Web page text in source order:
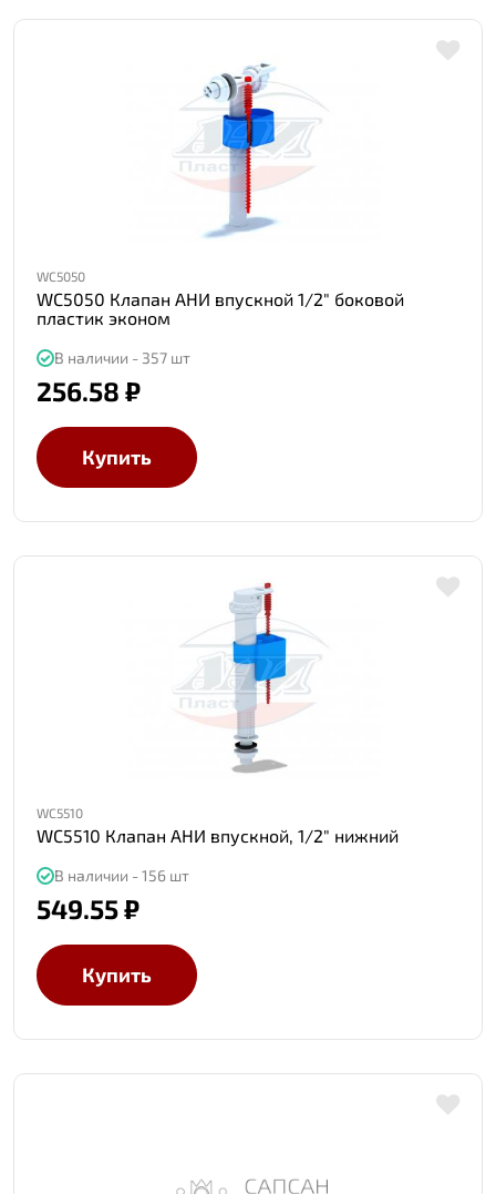
WC5050
WC5050 Клапан АНИ впускной 1/2" боковой
пластик эконом
В наличии - 357 шт
256.58 ₽
Купить
WC5510
WC5510 Клапан АНИ впускной, 1/2" нижний
В наличии - 156 шт
549.55 ₽
Купить